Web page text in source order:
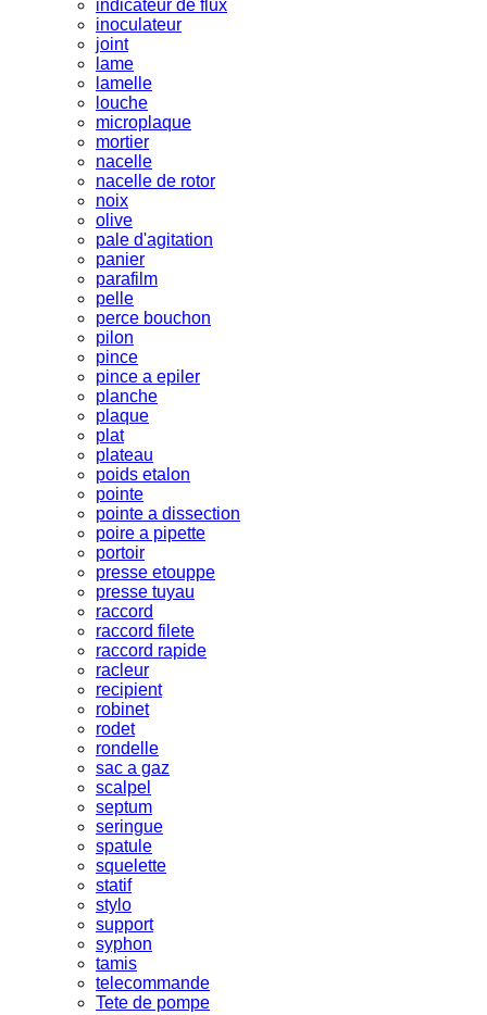
indicateur de flux
inoculateur
joint
lame
lamelle
louche
microplaque
mortier
nacelle
nacelle de rotor
noix
olive
pale d'agitation
panier
parafilm
pelle
perce bouchon
pilon
pince
pince a epiler
planche
plaque
plat
plateau
poids etalon
pointe
pointe a dissection
poire a pipette
portoir
presse etouppe
presse tuyau
raccord
raccord filete
raccord rapide
racleur
recipient
robinet
rodet
rondelle
sac a gaz
scalpel
septum
seringue
spatule
squelette
statif
stylo
support
syphon
tamis
telecommande
Tete de pompe